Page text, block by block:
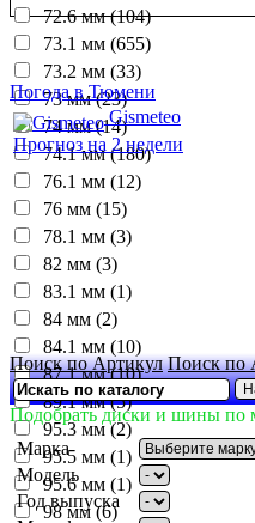
72.6 мм (104)
73.1 мм (655)
73.2 мм (33)
73 мм (23)
74 мм (14)
74.1 мм (180)
76.1 мм (12)
76 мм (15)
78.1 мм (3)
82 мм (3)
83.1 мм (1)
84 мм (2)
84.1 мм (10)
87.1 мм (10)
89.1 мм (5)
95.3 мм (2)
95.5 мм (1)
95.6 мм (1)
98 мм (6)
Погода в Тюмени
Gismeteo
Прогноз на 2 недели
Поиск по Артикул Поиск по
Подобрать диски и шины по
Марка
Модель
Год выпуска